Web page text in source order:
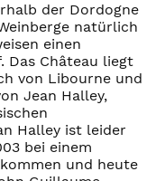
der Dordogne
natürlich
einen
Das Château liegt
von Libourne und
Jean Halley,
Halley ist leider
bei einem
und heute